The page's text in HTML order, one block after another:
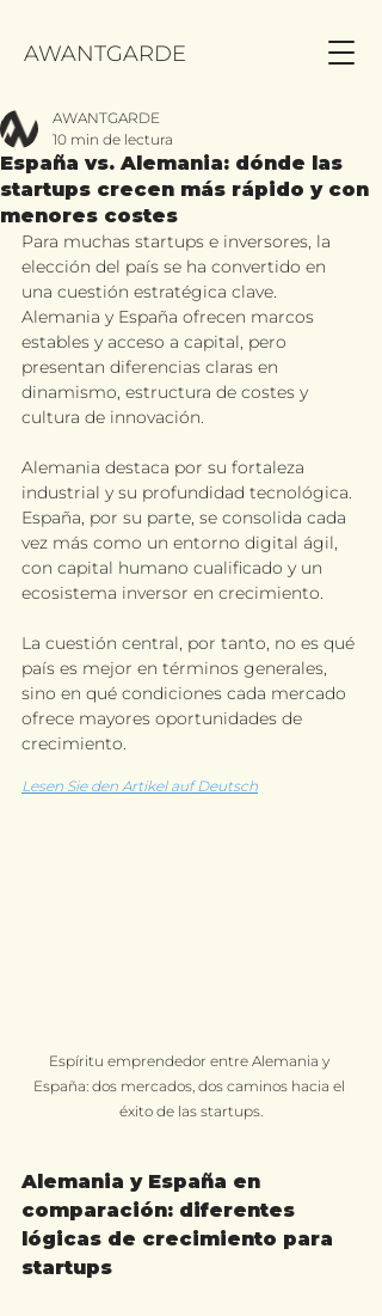
AWANTGARDE
España vs. Alemania: dónde las
startups crecen más rápido y con
menores costes
AWANTGARDE
10 min de lectura
Para muchas startups e inversores, la
elección del país se ha convertido en
una cuestión estratégica clave.
Alemania y España ofrecen marcos
estables y acceso a capital, pero
presentan diferencias claras en
dinamismo, estructura de costes y
cultura de innovación.
Alemania destaca por su fortaleza
industrial y su profundidad tecnológica.
España, por su parte, se consolida cada
vez más como un entorno digital ágil,
con capital humano cualificado y un
ecosistema inversor en crecimiento.
La cuestión central, por tanto, no es qué
país es mejor en términos generales,
sino en qué condiciones cada mercado
ofrece mayores oportunidades de
crecimiento.
Lesen Sie den Artikel auf Deutsch
Espíritu emprendedor entre Alemania y
España: dos mercados, dos caminos hacia el
éxito de las startups.
Alemania y España en
comparación: diferentes
lógicas de crecimiento para
startups